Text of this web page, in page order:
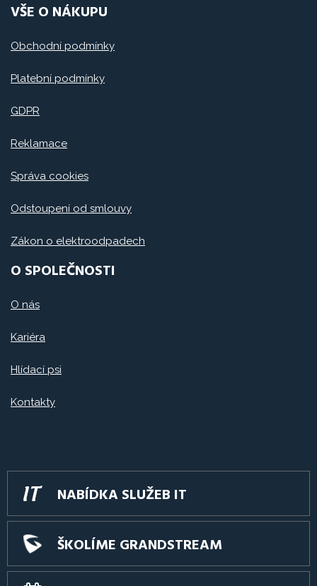
VŠE O NÁKUPU
Obchodní podmínky
Platební podmínky
GDPR
Reklamace
Správa cookies
Odstoupení od smlouvy
Zákon o elektroodpadech
O SPOLEČNOSTI
O nás
Kariéra
Hlídací psi
Kontakty
NABÍDKA SLUŽEB IT
ŠKOLÍME GRANDSTREAM